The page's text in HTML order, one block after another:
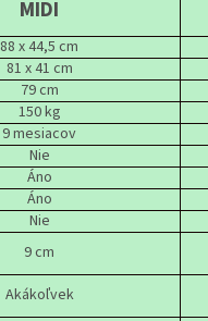
MIDI
88 x 44,5 cm
81 x 41 cm
79 cm
150 kg
9 mesiacov
Nie
Áno
Áno
Nie
9 cm
Akákoľvek